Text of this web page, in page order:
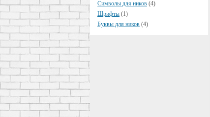
Символы для ников (4)
Шрифты (1)
Буквы для ников (4)